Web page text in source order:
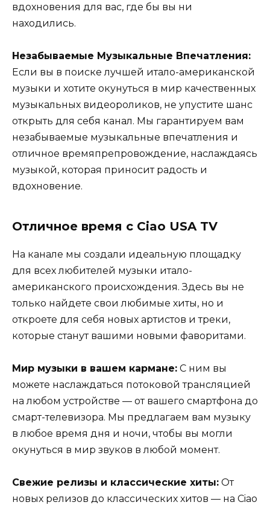
вдохновения для вас, где бы вы ни
находились.
Незабываемые Музыкальные Впечатления:
Если вы в поиске лучшей итало-американской
музыки и хотите окунуться в мир качественных
музыкальных видеороликов, не упустите шанс
открыть для себя канал. Мы гарантируем вам
незабываемые музыкальные впечатления и
отличное времяпрепровождение, наслаждаясь
музыкой, которая приносит радость и
вдохновение.
Отличное время с Ciao USA TV
На канале мы создали идеальную площадку
для всех любителей музыки итало-
американского происхождения. Здесь вы не
только найдете свои любимые хиты, но и
откроете для себя новых артистов и треки,
которые станут вашими новыми фаворитами.
Мир музыки в вашем кармане: С ним вы
можете наслаждаться потоковой трансляцией
на любом устройстве — от вашего смартфона до
смарт-телевизора. Мы предлагаем вам музыку
в любое время дня и ночи, чтобы вы могли
окунуться в мир звуков в любой момент.
Свежие релизы и классические хиты: От
новых релизов до классических хитов — на Ciao